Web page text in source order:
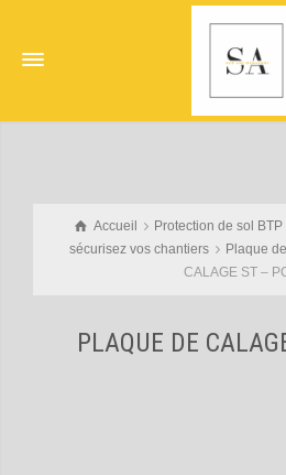
Accueil
Protection de sol
sécurisez vos chantiers
Plaque
CALAGE ST –
PLAQUE DE